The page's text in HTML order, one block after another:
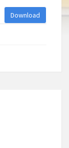
Download